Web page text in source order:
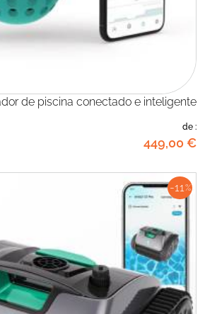
de piscina conectado e inteligente
de :
449,00 €
-11%